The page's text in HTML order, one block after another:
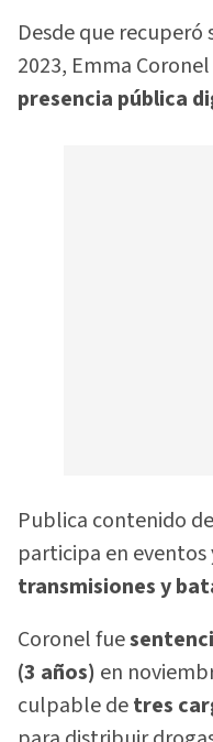
Desde que
2023, Emma
presencia pública
Publica contenido
participa en
transmisiones y
Coronel fue
(3 años) en
culpable detres